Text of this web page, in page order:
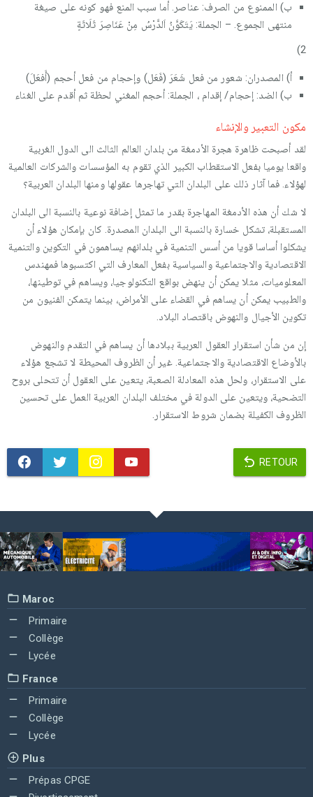
ب) الممنوع من الصرف: عناصر. أما سبب المنع فهو كونه على صيغة
منتهى الجموع. – الجملة: يَتَكَوَّنُ اَلدَّرْسُ مِنْ عَنَاصِرَ ثَلَاثَةٍ
2)
أ) المصدران: شعور من فعل شَعَرَ (فَعَل) وإحجام من فعل أحجم (أَفعَلَ)
ب) الضد: إحجام/ إقدام ، الجملة: أحجم المغني لحظة ثم أقدم على الغناء
مكون التعبير والإنشاء
لقد أصبحت ظاهرة هجرة الأدمغة من بلدان العالم الثالث الى الدول الغربية
واقعا يوميا بفعل الاستقطاب الكبير الذي تقوم به المؤسسات والشركات العالمية
لهؤلاء. فما آثار ذلك على البلدان التي تهاجرها عقولها ومنها البلدان العربية؟
لا شك أن هذه الأدمغة المهاجرة بقدر ما تمثل إضافة نوعية بالنسبة الى البلدان
المستقبلة، تشكل خسارة بالنسبة الى البلدان المصدرة. كان بإمكان هؤلاء أن
يشكلوا أساسا قويا من أسس التنمية في بلدانهم يساهمون في التكوين والتنمية
الاقتصادية والاجتماعية والسياسية بفعل المعارف التي اكتسبوها فمهندس
المعلوميات، مثلا يمكن أن ينهض بواقع التكنولوجيا، ويساهم في توطينها،
والطبيب يمكن أن يساهم في القضاء على الأمراض، بينما يتمكن الفنيون من
تكوين الأجيال والنهوض باقتصاد البلاد.
إن من شأن استقرار العقول العربية ببلادها أن يساهم في التقدم والنهوض
بالأوضاع الاقتصادية والاجتماعية. غير أن الظروف المحيطة لا تشجع هؤلاء
على الاستقرار، ولحل هذه المعادلة الصعبة، يتعين على العقول أن تتحلى بروح
التضحية، ويتعين على الدولة في مختلف البلدان العربية العمل على تحسين
الظروف الكفيلة بضمان شروط الاستقرار.
RETOUR
Maroc
Primaire
Collège
Lycée
France
Primaire
Collège
Lycée
Plus
Prépas CPGE